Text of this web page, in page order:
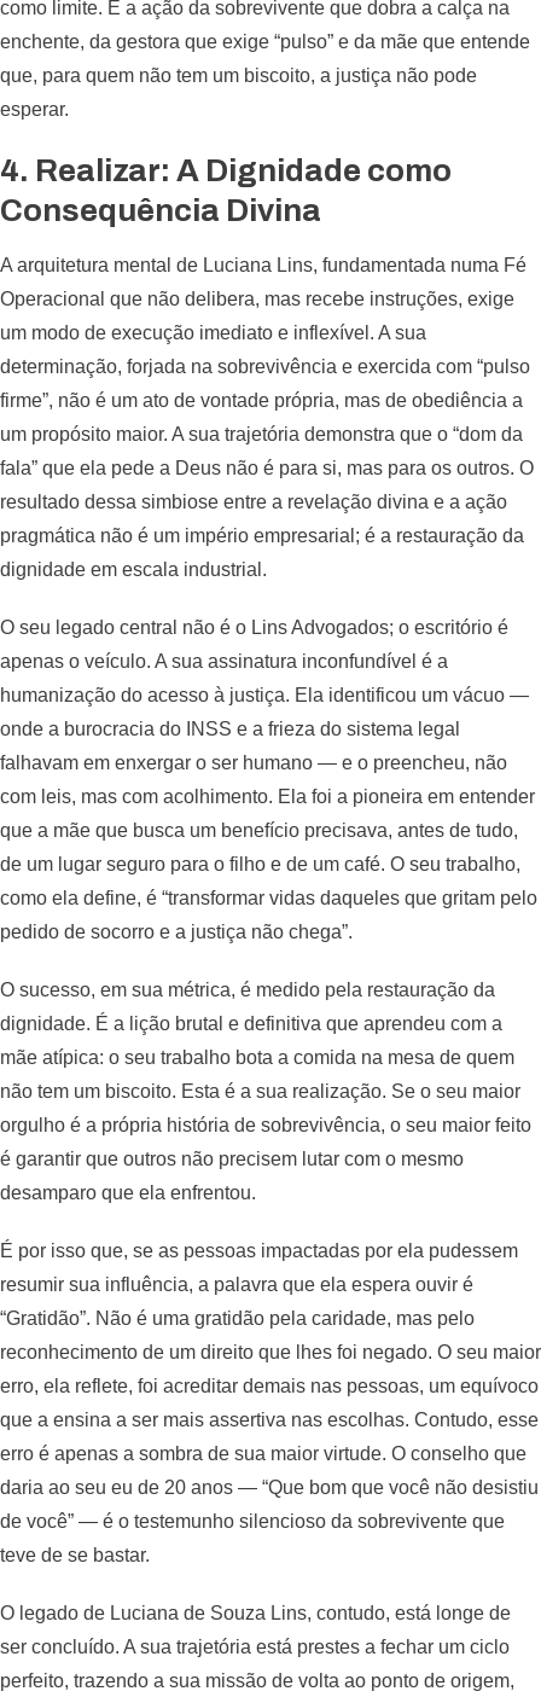
como limite. É a ação da sobrevivente que dobra a calça na
enchente, da gestora que exige “pulso” e da mãe que entende
que, para quem não tem um biscoito, a justiça não pode
esperar.
4. Realizar: A Dignidade como
Consequência Divina
A arquitetura mental de Luciana Lins, fundamentada numa Fé
Operacional que não delibera, mas recebe instruções, exige
um modo de execução imediato e inflexível. A sua
determinação, forjada na sobrevivência e exercida com “pulso
firme”, não é um ato de vontade própria, mas de obediência a
um propósito maior. A sua trajetória demonstra que o “dom da
fala” que ela pede a Deus não é para si, mas para os outros. O
resultado dessa simbiose entre a revelação divina e a ação
pragmática não é um império empresarial; é a restauração da
dignidade em escala industrial.
O seu legado central não é o Lins Advogados; o escritório é
apenas o veículo. A sua assinatura inconfundível é a
humanização do acesso à justiça. Ela identificou um vácuo —
onde a burocracia do INSS e a frieza do sistema legal
falhavam em enxergar o ser humano — e o preencheu, não
com leis, mas com acolhimento. Ela foi a pioneira em entender
que a mãe que busca um benefício precisava, antes de tudo,
de um lugar seguro para o filho e de um café. O seu trabalho,
como ela define, é “transformar vidas daqueles que gritam pelo
pedido de socorro e a justiça não chega”.
O sucesso, em sua métrica, é medido pela restauração da
dignidade. É a lição brutal e definitiva que aprendeu com a
mãe atípica: o seu trabalho bota a comida na mesa de quem
não tem um biscoito. Esta é a sua realização. Se o seu maior
orgulho é a própria história de sobrevivência, o seu maior feito
é garantir que outros não precisem lutar com o mesmo
desamparo que ela enfrentou.
É por isso que, se as pessoas impactadas por ela pudessem
resumir sua influência, a palavra que ela espera ouvir é
“Gratidão”. Não é uma gratidão pela caridade, mas pelo
reconhecimento de um direito que lhes foi negado. O seu maior
erro, ela reflete, foi acreditar demais nas pessoas, um equívoco
que a ensina a ser mais assertiva nas escolhas. Contudo, esse
erro é apenas a sombra de sua maior virtude. O conselho que
daria ao seu eu de 20 anos — “Que bom que você não desistiu
de você” — é o testemunho silencioso da sobrevivente que
teve de se bastar.
O legado de Luciana de Souza Lins, contudo, está longe de
ser concluído. A sua trajetória está prestes a fechar um ciclo
perfeito, trazendo a sua missão de volta ao ponto de origem,